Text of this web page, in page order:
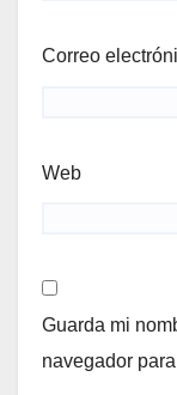
Correo
Web
Guarda mi
navegador